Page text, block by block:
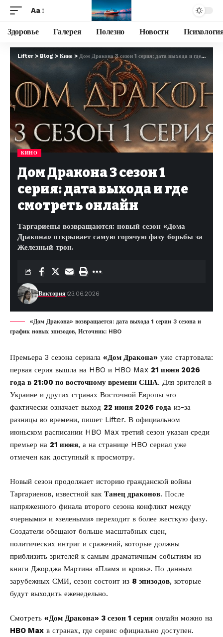
Aa
Здоровье Галерея Полезно Новости
Lifter > Blog > Кино > Дом Дракона 3 сезон 1 серия: дата выхода и где смотреть онлайн
КИНО
Дом Дракона 3 сезон 1
серия: дата выхода и где
смотреть онлайн
Таргариены возвращаются: новый сезон «Дома
Дракона» открывает самую горячую фазу борьбы за
Железный трон.
Виктория 23.06.2026
«Дом Дракона» возвращается: дата выхода 1 серии 3 сезона и
график новых эпизодов, Источник: HBO
Премьера 3 сезона сериала «Дом Дракона» уже стартовала:
первая серия вышла на HBO и HBO Max 21 июня 2026
года в 21:00 по восточному времени США. Для зрителей в
Украине и других странах Восточной Европы это
фактически означает выход 22 июня 2026 года из-за
разницы во времени, пишет Lifter. В официальном
июньском расписании HBO Max третий сезон указан среди
премьер на 21 июня, а на странице HBO сериал уже
отмечен как доступный к просмотру.
Новый сезон продолжает историю гражданской войны
Таргариенов, известной как Танец драконов. После
напряженного финала второго сезона конфликт между
«черными» и «зелеными» переходит в более жесткую фазу.
Создатели обещают больше масштабных сцен,
политических интриг и сражений, которые должны
приблизить зрителей к самым драматичным событиям из
книги Джорджа Мартина «Пламя и кровь». По данным
зарубежных СМИ, сезон состоит из 8 эпизодов, которые
будут выходить еженедельно.
Смотреть «Дом Дракона» 3 сезон 1 серия онлайн можно на
HBO Max в странах, где сервис официально доступен.